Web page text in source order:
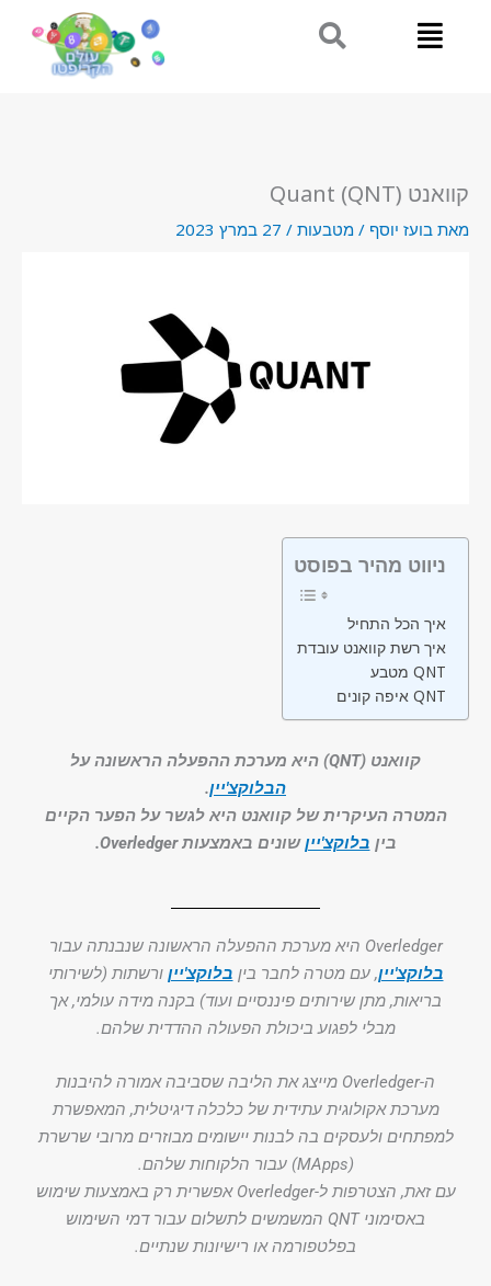
קוואנט (QNT) Quant
מאת בועז יוסף / מטבעות / 27 במרץ 2023
ניווט מהיר בפוסט
איך הכל התחיל
איך רשת קוואנט עובדת
מטבע QNT
איפה קונים QNT
קוואנט (QNT) היא מערכת ההפעלה הראשונה על
הבלוקצ'יין.
המטרה העיקרית של קוואנט היא לגשר על הפער הקיים
בין בלוקצ'ייןשונים באמצעות Overledger.
Overledger היא מערכת ההפעלה הראשונה שנבנתה עבור
בלוקצ'יין, עם מטרה לחבר בין בלוקצ'יין ורשתות (לשירותי
בריאות, מתן שירותים פיננסיים ועוד) בקנה מידה עולמי, אך
מבלי לפגוע ביכולת הפעולה ההדדית שלהם.
ה-Overledger מייצג את הליבה שסביבה אמורה להיבנות
מערכת אקולוגית עתידית של כלכלה דיגיטלית, המאפשרת
למפתחים ולעסקים בה לבנות יישומים מבוזרים מרובי שרשרת
(MApps) עבור הלקוחות שלהם.
עם זאת, הצטרפות ל-Overledger אפשרית רק באמצעות שימוש
באסימוני QNT המשמשים לתשלום עבור דמי השימוש
בפלטפורמה או רישיונות שנתיים.